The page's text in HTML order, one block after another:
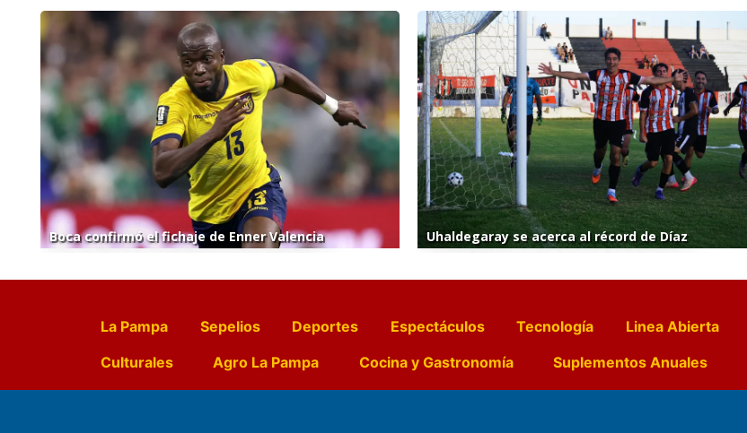
Boca confirmó el fichaje de Enner Valencia Uhaldegaray se acerca al récord de Díaz
La Pampa Sepelios Deportes Espectáculos Tecnología Linea Abierta
Culturales
Agro La Pampa Cocina y Gastronomía Suplementos Anuales